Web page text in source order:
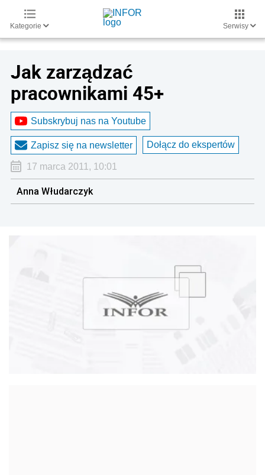
Kategorie Serwisy
Jak zarządzać
pracownikami 45+
Subskrybuj nas na Youtube
Zapisz się na newsletter Dołącz do ekspertów
17 marca 2011, 10:01
Anna Włudarczyk